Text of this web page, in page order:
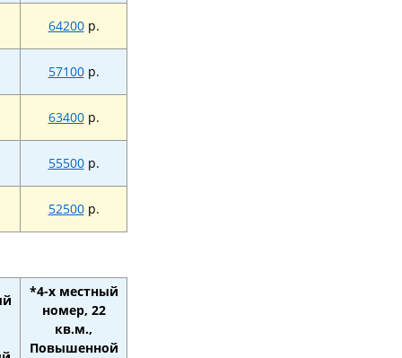
64200р.
57100р.
63400р.
55500р.
52500р.
*4-х местный
номер, 22
кв.м.,
Повышенной